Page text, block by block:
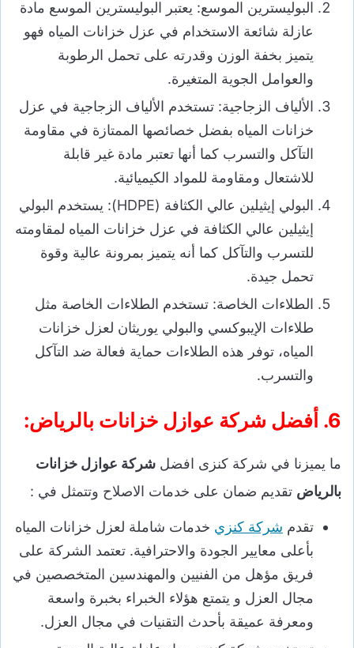
البوليسترين الموسع: يعتبر البوليسترين الموسع مادة
عازلة شائعة الاستخدام في عزل خزانات المياه فهو
يتميز بخفة الوزن وقدرته على تحمل الرطوبة
والعوامل الجوية المتغيرة.
الألياف الزجاجية: تستخدم الألياف الزجاجية في عزل
خزانات المياه بفضل خصائصها الممتازة في مقاومة
التآكل والتسرب كما أنها تعتبر مادة غير قابلة
للاشتعال ومقاومة للمواد الكيميائية.
البولي إيثيلين عالي الكثافة (HDPE): يستخدم البولي
إيثيلين عالي الكثافة في عزل خزانات المياه لمقاومته
للتسرب والتآكل كما أنه يتميز بمرونة عالية وقوة
تحمل جيدة.
الطلاءات الخاصة: تستخدم الطلاءات الخاصة مثل
طلاءات الإيبوكسي والبولي يوريثان لعزل خزانات
المياه، توفر هذه الطلاءات حماية فعالة ضد التآكل
والتسرب.
6. أفضل شركة عوازل خزانات بالرياض:
ما يميزنا في شركة كنزى افضل شركة عوازل خزانات
بالرياض تقديم ضمان على خدمات الاصلاح وتتمثل في :
تقدم شركة كنزي خدمات شاملة لعزل خزانات المياه
بأعلى معايير الجودة والاحترافية. تعتمد الشركة على
فريق مؤهل من الفنيين والمهندسين المتخصصين في
مجال العزل و يتمتع هؤلاء الخبراء بخبرة واسعة
ومعرفة عميقة بأحدث التقنيات في مجال العزل.